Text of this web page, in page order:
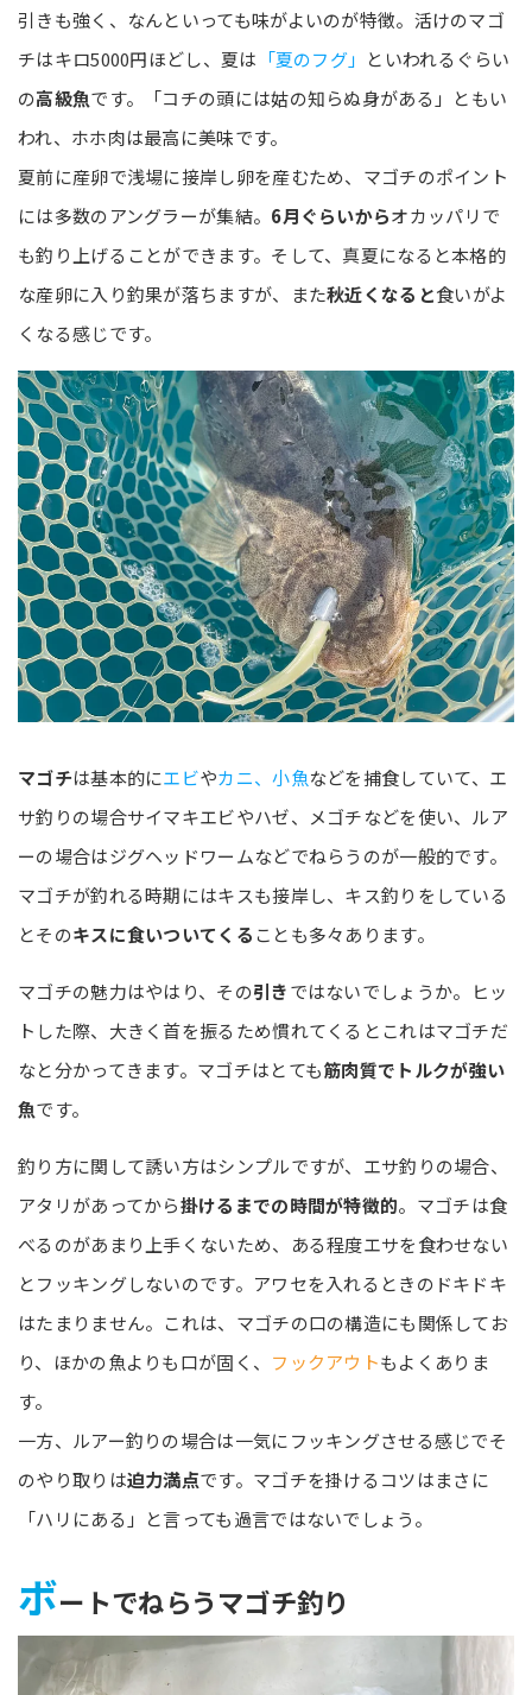
引きも強く、なんといっても味がよいのが特徴。活けのマゴ
チはキロ5000円ほどし、夏は 「夏のフグ」 といわれるぐらい
の高級魚です。「コチの頭には姑の知らぬ身がある」ともい
われ、ホホ肉は最高に美味です。
夏前に産卵で浅場に接岸し卵を産むため、マゴチのポイント
には多数のアングラーが集結。 6月ぐらいからオカッパリで
も釣り上げることができます。そして、真夏になると本格的
な産卵に入り釣果が落ちますが、また秋近くなると食いがよ
くなる感じです。
マゴチは基本的にエビやカニ、小魚などを捕食していて、エ
サ釣りの場合サイマキエビやハゼ、メゴチなどを使い、ルア
ーの場合はジグヘッドワームなどでねらうのが一般的です。
マゴチが釣れる時期にはキスも接岸し、キス釣りをしている
とそのキスに食いついてくることも多々あります。
マゴチの魅力はやはり、その引きではないでしょうか。ヒッ
トした際、大きく首を振るため慣れてくるとこれはマゴチだ
なと分かってきます。マゴチはとても筋肉質でトルクが強い
魚です。
釣り方に関して誘い方はシンプルですが、エサ釣りの場合、
アタリがあってから掛けるまでの時間が特徴的。マゴチは食
べるのがあまり上手くないため、ある程度エサを食わせない
とフッキングしないのです。アワセを入れるときのドキドキ
はたまりません。これは、マゴチの口の構造にも関係してお
り、ほかの魚よりも口が固く、 フックアウトもよくありま
す。
一方、ルアー釣りの場合は一気にフッキングさせる感じでそ
のやり取りは迫力満点です。マゴチを掛けるコツはまさに
「ハリにある」と言っても過言ではないでしょう。
ボートでねらうマゴチ釣り